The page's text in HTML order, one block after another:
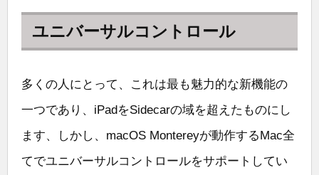
ユニバーサルコントロール
多くの人にとって、これは最も魅力的な新機能の
一つであり、iPadをSidecarの域を超えたものにし
ます、しかし、macOS Montereyが動作するMac全
てでユニバーサルコントロールをサポートしてい